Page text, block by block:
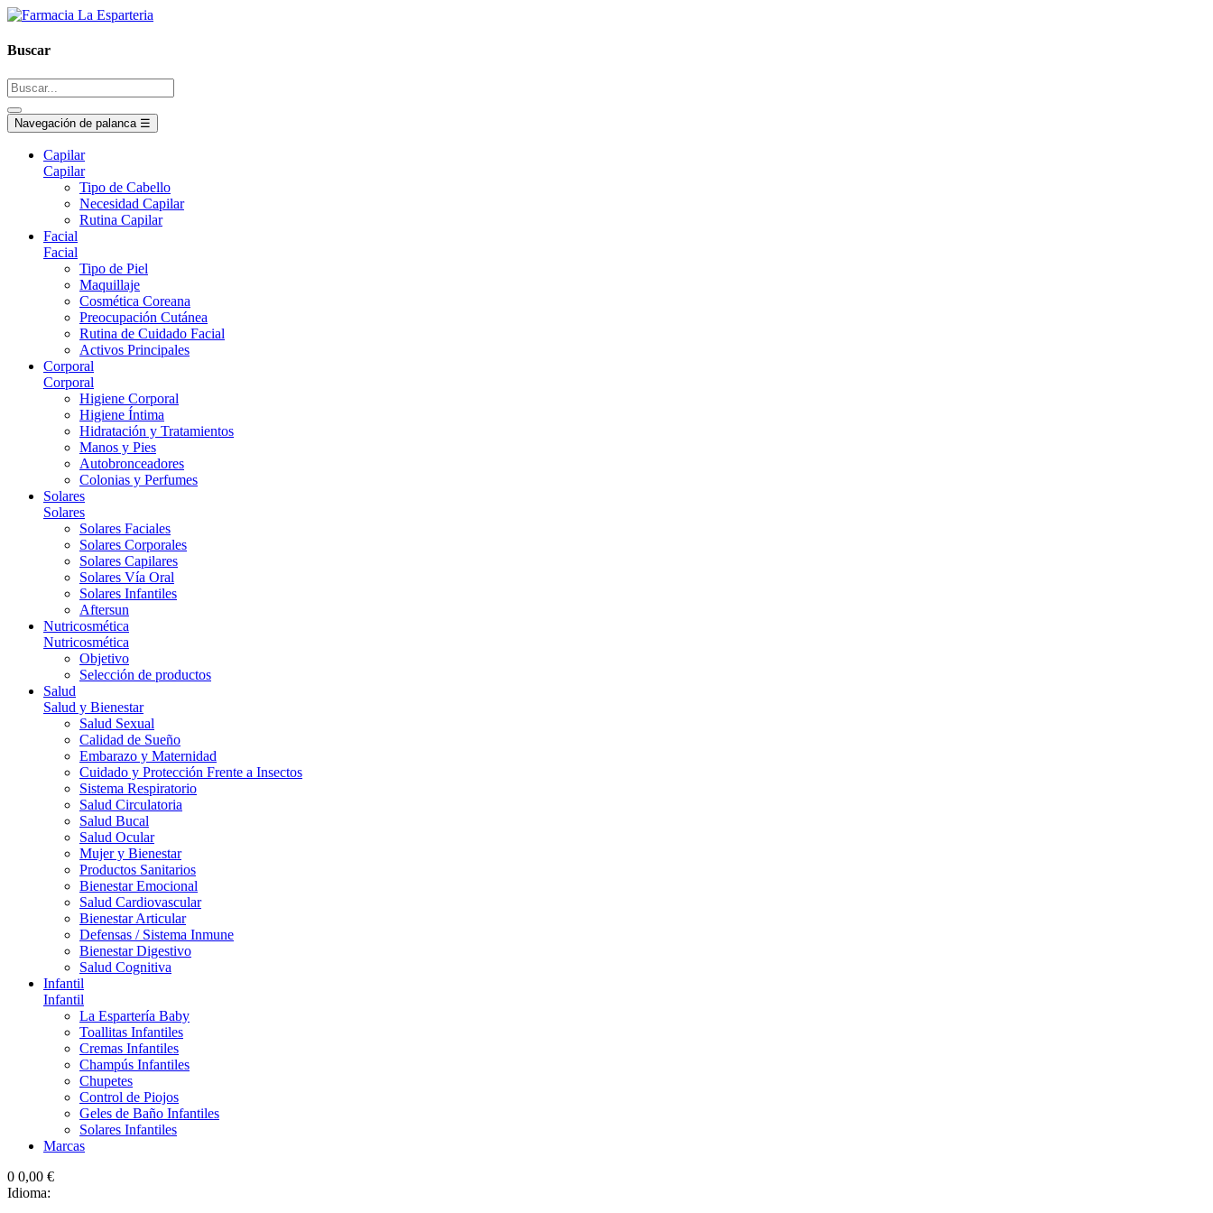
Buscar
Navegación de palanca ☰
Capilar
Capilar
Tipo de Cabello
Necesidad Capilar
Rutina Capilar
Facial
Facial
Tipo de Piel
Maquillaje
Cosmética Coreana
Preocupación Cutánea
Rutina de Cuidado Facial
Activos Principales
Corporal
Corporal
Higiene Corporal
Higiene Íntima
Hidratación y Tratamientos
Manos y Pies
Autobronceadores
Colonias y Perfumes
Solares
Solares
Solares Faciales
Solares Corporales
Solares Capilares
Solares Vía Oral
Solares Infantiles
Aftersun
Nutricosmética
Nutricosmética
Objetivo
Selección de productos
Salud
Salud y Bienestar
Salud Sexual
Calidad de Sueño
Embarazo y Maternidad
Cuidado y Protección Frente a Insectos
Sistema Respiratorio
Salud Circulatoria
Salud Bucal
Salud Ocular
Mujer y Bienestar
Productos Sanitarios
Bienestar Emocional
Salud Cardiovascular
Bienestar Articular
Defensas / Sistema Inmune
Bienestar Digestivo
Salud Cognitiva
Infantil
Infantil
La Espartería Baby
Toallitas Infantiles
Cremas Infantiles
Champús Infantiles
Chupetes
Control de Piojos
Geles de Baño Infantiles
Solares Infantiles
Marcas
0 0,00 €
Idioma: